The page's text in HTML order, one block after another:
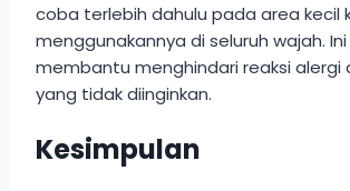
coba terlebih dahulu pada area kecil
menggunakannya di seluruh wajah.
membantu menghindari reaksi alergi
yang tidak diinginkan.
Kesimpulan